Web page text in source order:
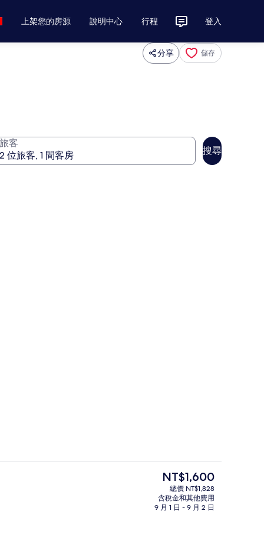
上架您的房源 說明中心 行程 登入
分享 儲存
旅客
搜尋
住宿正面
目
的
價
NT$1,600
總價 NT$1,828
含稅金和其他費用
9 月 1 日 - 9 月 2 日